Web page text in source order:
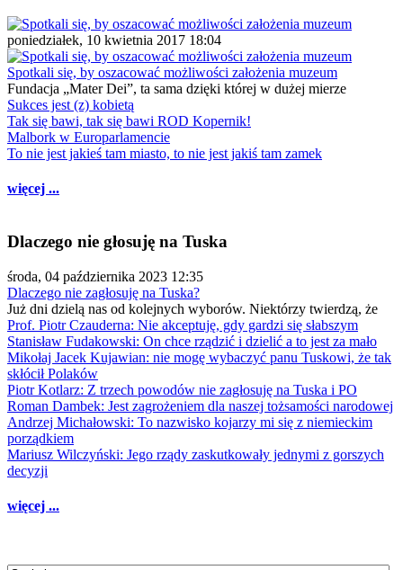
poniedziałek, 10 kwietnia 2017 18:04
Spotkali się, by oszacować możliwości założenia muzeum
Fundacja „Mater Dei”, ta sama dzięki której w dużej mierze
Sukces jest (z) kobietą
Tak się bawi, tak się bawi ROD Kopernik!
Malbork w Europarlamencie
To nie jest jakieś tam miasto, to nie jest jakiś tam zamek
więcej ...
Dlaczego nie głosuję na Tuska
środa, 04 października 2023 12:35
Dlaczego nie zagłosuję na Tuska?
Już dni dzielą nas od kolejnych wyborów. Niektórzy twierdzą, że
Prof. Piotr Czauderna: Nie akceptuję, gdy gardzi się słabszym
Stanisław Fudakowski: On chce rządzić i dzielić a to jest za mało
Mikołaj Jacek Kujawian: nie mogę wybaczyć panu Tuskowi, że tak
skłócił Polaków
Piotr Kotlarz: Z trzech powodów nie zagłosuję na Tuska i PO
Roman Dambek: Jest zagrożeniem dla naszej tożsamości narodowej
Andrzej Michałowski: To nazwisko kojarzy mi się z niemieckim
porządkiem
Mariusz Wilczyński: Jego rządy zaskutkowały jednymi z gorszych
decyzji
więcej ...